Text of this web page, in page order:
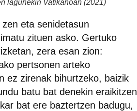
lagunekin Vatikanoan (2021)
eta senidetasun
zituen asko. Gertuko
zera esan zion:
pertsonen arteko
ez zirenak bihurtzeko, baizik
batu bat denekin eraikitzen
bat ere baztertzen badugu,